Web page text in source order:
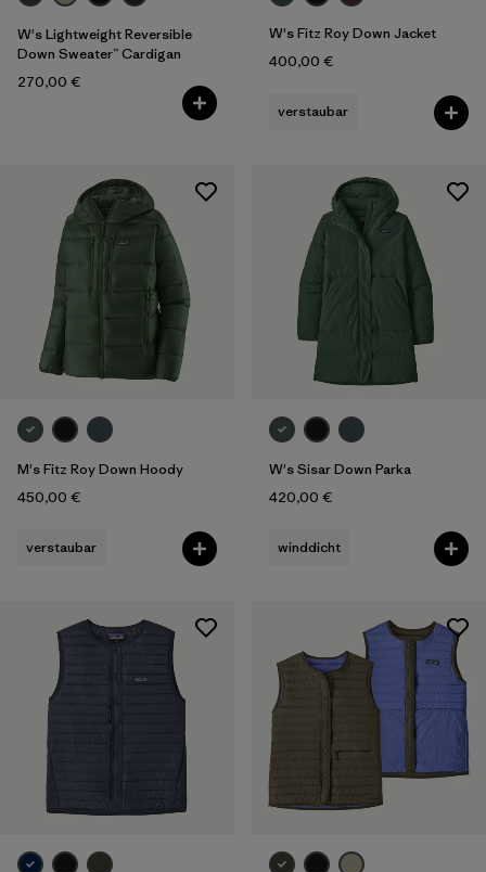
W's Lightweight Reversible
Down Sweater™ Cardigan
270,00 €
W's Fitz Roy Down Jacket
400,00 €
verstaubar
M's Fitz Roy Down Hoody
450,00 €
verstaubar
W's Sisar Down Parka
420,00 €
winddicht